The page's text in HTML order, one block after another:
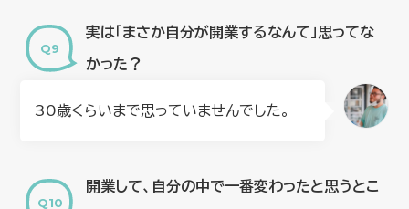
実は「まさか自分が開業するなんて」思ってな
かった？
30歳くらいまで思っていませんでした。
開業して、自分の中で一番変わったと思うとこ